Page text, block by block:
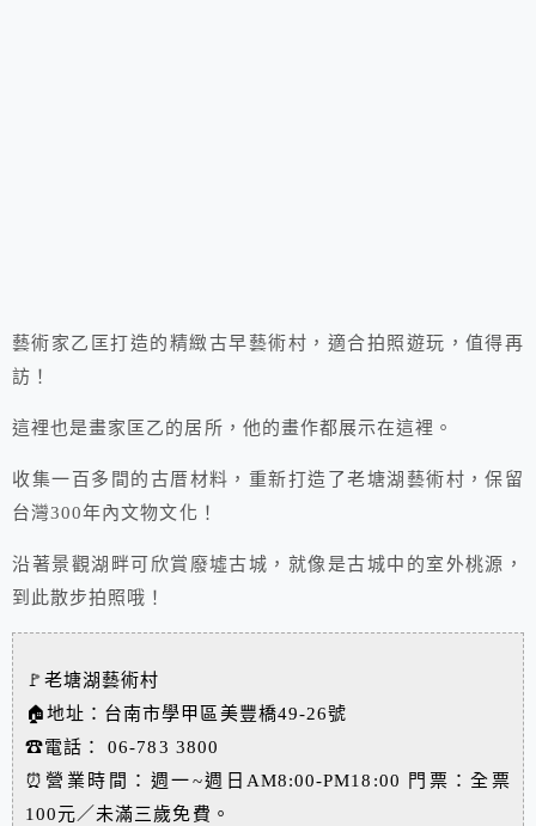
藝術家乙匡打造的精緻古早藝術村，適合拍照遊玩，值得再
訪！
這裡也是畫家匡乙的居所，他的畫作都展示在這裡。
收集一百多間的古厝材料，重新打造了老塘湖藝術村，保留
台灣300年內文物文化！
沿著景觀湖畔可欣賞廢墟古城，就像是古城中的室外桃源，
到此散步拍照哦！
🚩老塘湖藝術村
🏠地址：台南市學甲區美豐橋49-26號
☎電話：
06-783 3800
⏰營業時間：週一~週日AM8:00-PM18:00 門票：全票
100元／未滿三歲免費。